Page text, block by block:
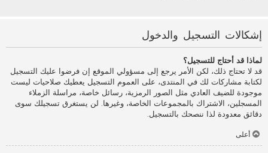
إشكالات التسجيل والدخول
لماذا قد أحتاج للتسجيل؟
قد لا تحتاج ذلك، لكن الأمر يرجع إلى مسؤولي الموقع إن فرضوا عليك التسجيل
لكتابة مشاركات لك في المنتدى، على العموم التسجيل يعطيك صلاحيات ليست
موجودة للضيف العادي مثل الصور الرمزية، رسائل خاصة، مراسلة الزملاء
المسجلين، الاشتراك بالمجموعات الخاصة، وغيرها. لن يستغرق تسجيلك سوى
دقائق معدودة لذا ننصحك بالتسجيل.
أعلى